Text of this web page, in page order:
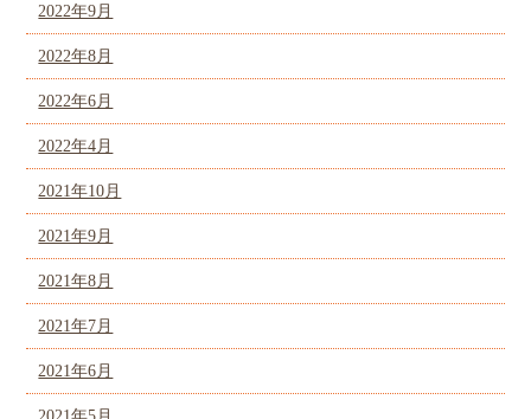
2022年9月
2022年8月
2022年6月
2022年4月
2021年10月
2021年9月
2021年8月
2021年7月
2021年6月